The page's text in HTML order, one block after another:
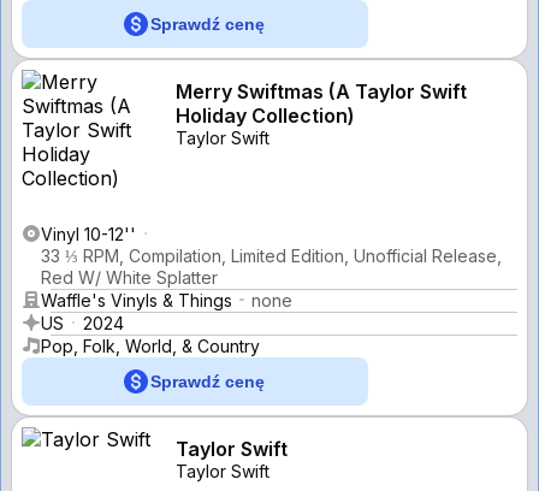
Sprawdź cenę
Merry Swiftmas (A Taylor Swift
Holiday Collection)
Taylor Swift
Vinyl 10-12''
33 ⅓ RPM, Compilation, Limited Edition, Unofficial Release,
Red W/ White Splatter
Waffle's Vinyls & Things
none
US
2024
Pop, Folk, World, & Country
Sprawdź cenę
Taylor Swift
Taylor Swift